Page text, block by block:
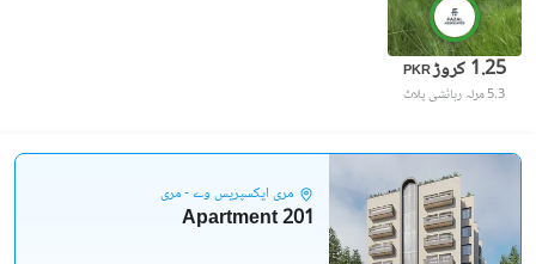
PKR 1.25 کروڑ
5.3 مرلہ رہائشی پلاٹ
مری ایکسپریس وے - مری
201 Apartment